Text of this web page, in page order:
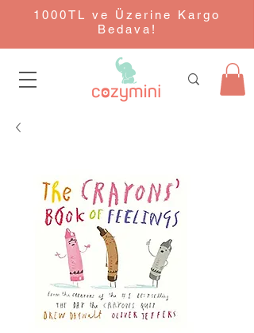
1000TL ve Üzerine Kargo
Bedava!